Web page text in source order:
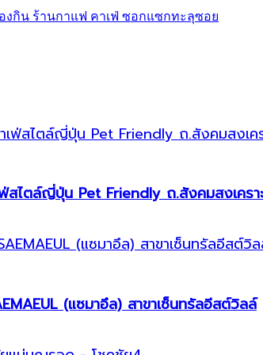
สไตล์ญี่ปุ่น Pet Friendly ถ.สังคมสงเครา
(แซมาอึล) สาขาเซ็นทรัลอีสต์วิลล์